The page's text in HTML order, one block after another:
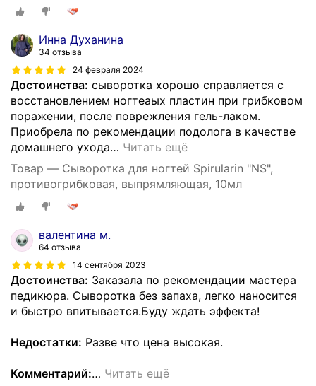
Инна Духанина
34 отзыва
24 февраля 2024
Достоинства: сыворотка хорошо справляется с
восстановлением ногтеаых пластин при грибковом
поражении, после поврежления гель-лаком.
Приобрела по рекомендации подолога в качестве
домашнего ухода… Читать ещё
Товар — Сыворотка для ногтей Spirularin "NS",
противогрибковая, выпрямляющая, 10мл
валентина м.
64 отзыва
14 сентября 2023
Достоинства: Заказала по рекомендации мастера
педикюра. Сыворотка без запаха, легко наносится
и быстро впитывается.Буду ждать эффекта!
Недостатки: Разве что цена высокая.
Комментарий:… Читать ещё